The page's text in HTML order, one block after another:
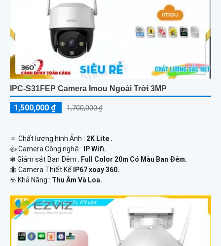
IPC-S31FEP Camera Imou Ngoài Trời 3MP
1,500,000 ₫ 1,700,000 ₫
🔅 Chất lượng hình Ảnh : 2K Lite .
👍 Camera Công nghệ :
IP Wifi.
❃ Giám sát Ban Đêm : Full Color 20m Có Màu Ban Ðêm.
🐜 Camera Thiết Kế
IP67 xoay 360.
️☣️ Khả Năng : Thu Âm Và Loa.